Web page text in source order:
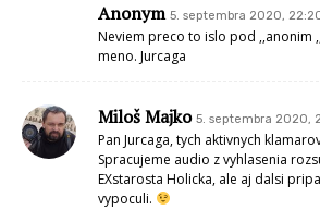
Anonym 5. septembra 2020,
Neviem preco to islo pod ,,anonim
meno. Jurcaga
Miloš Majko 5. septembra 2020,
Pan Jurcaga, tych aktivnych
Spracujeme audio z vyhlasenia
EXstarosta Holicka, ale aj dalsi
vypoculi.